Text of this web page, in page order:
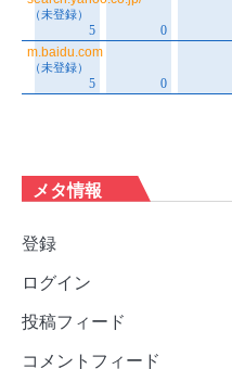
メタ情報
登録
ログイン
投稿フィード
コメントフィード